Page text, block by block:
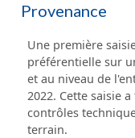
Provenance
Une première
préférentielle sur
et au niveau de
2022. Cette saisie
contrôles
terrain.